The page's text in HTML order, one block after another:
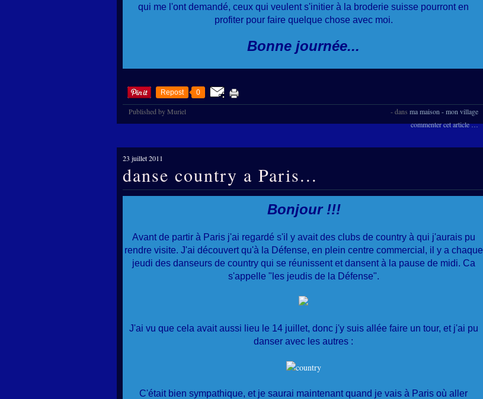
qui me l'ont demandé, ceux qui veulent s'initier à la broderie suisse pourront en
profiter pour faire quelque chose avec moi.
Bonne journée...
Repost 0
Published by Muriel -dans ma maison - mon village
commenter cet article…
23 juillet 2011
danse country a Paris...
Bonjour !!!
Avant de partir à Paris j'ai regardé s'il y avait des clubs de country à qui j'aurais pu
rendre visite. J'ai découvert qu'à la Défense, en plein centre commercial, il y a chaque
jeudi des danseurs de country qui se réunissent et dansent à la pause de midi. Ca
s'appelle "les jeudis de la Défense".
J'ai vu que cela avait aussi lieu le 14 juillet, donc j'y suis allée faire un tour, et j'ai pu
danser avec les autres :
C'était bien sympathique, et je saurai maintenant quand je vais à Paris où aller